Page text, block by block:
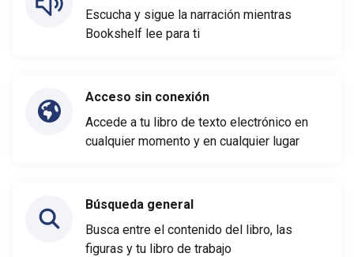
Escucha y sigue la narración mientras
Bookshelf lee para ti
Acceso sin conexión
Accede a tu libro de texto electrónico en
cualquier momento y en cualquier lugar
Búsqueda general
Busca entre el contenido del libro, las
figuras y tu libro de trabajo